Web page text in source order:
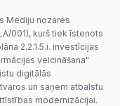
Mediju nozares
001), kurš tiek īstenots
2.2.1.5.i. investīcijas
veicināšana"
digitālās
un saņem atbalstu
modernizācijai.